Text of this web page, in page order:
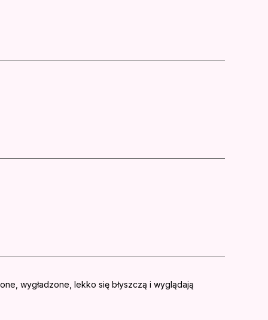
wygładzone, lekko się błyszczą i wyglądają